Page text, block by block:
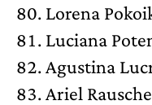
Lorena
Luciana
Agustina
Ariel